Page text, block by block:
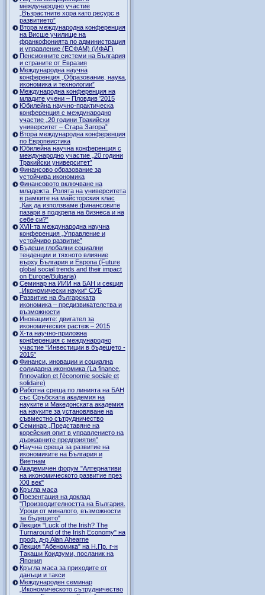
международно участие
„Възрастните хора като ресурс в
развитието”
Втора международна конференция
на Висше училище на
франкофонията по администрация
и управление (ЕСФАМ) (ИФАГ)
Пенсионните системи на България
и страните от Евразия
Международна научна
конференция „Образование, наука,
икономика и технологии”
Международна конференция на
младите учени – Пловдив '2015
Юбилейна научно-практическа
конференция с международно
участие „20 години Тракийски
университет – Стара Загора”
Втора международна конференция
по Европеистика
Юбилейна научна конференция с
международно участие „20 години
Тракийски университет”
Финансово образование за
устойчива икономика
Финансовото включване на
младежта. Ролята на университета
в рамките на майсторския клас
„Как да използваме финансовите
пазари в подкрепа на бизнеса и на
себе си?”
XVII-та международна научна
конференция „Управление и
устойчиво развитие”
Бъдещи глобални социални
тенденции и тяхното влияние
върху България и Европа (Future
global social trends and their impact
on Europe/Bulgaria)
Семинар на ИИИ на БАН и секция
„Икономически науки“ СУБ
Развитие на българската
икономика – предизвикателства и
възможности
Иновациите: двигател за
икономическия растеж – 2015
Х-та научно-приложна
конференция с международно
участие “Инвестиции в бъдещето -
2015”
Финанси, иновации и социална
солидарна икономика (La finance,
l’innovation et l’économie sociale et
solidaire)
Работна среща по линията на БАН
със Сръбската академия на
науките и Македонската академия
на науките за установяване на
съвместно сътрудничество
Семинар „Представяне на
корейския опит в управлението на
държавните предприятия”
Научна среща за развитие на
икономиките на България и
Виетнам
Академичен форум "Алтернативи
на икономическото развитие през
XXI век"
Кръгла маса
Презентация на доклад
"Производителността на България.
Уроци от миналото, възможности
за бъдещето"
Лекция "Luck of the Irish? The
Turnaround of the Irish Economy" на
проф. д-р Alan Ahearne
Лекция "Абеномика" на Н.Пр. г-н
Такаши Коидзуми, посланик на
Япония
Кръгла маса за приходите от
данъци и такси
Международен семинар
„Икономическото сътрудничество